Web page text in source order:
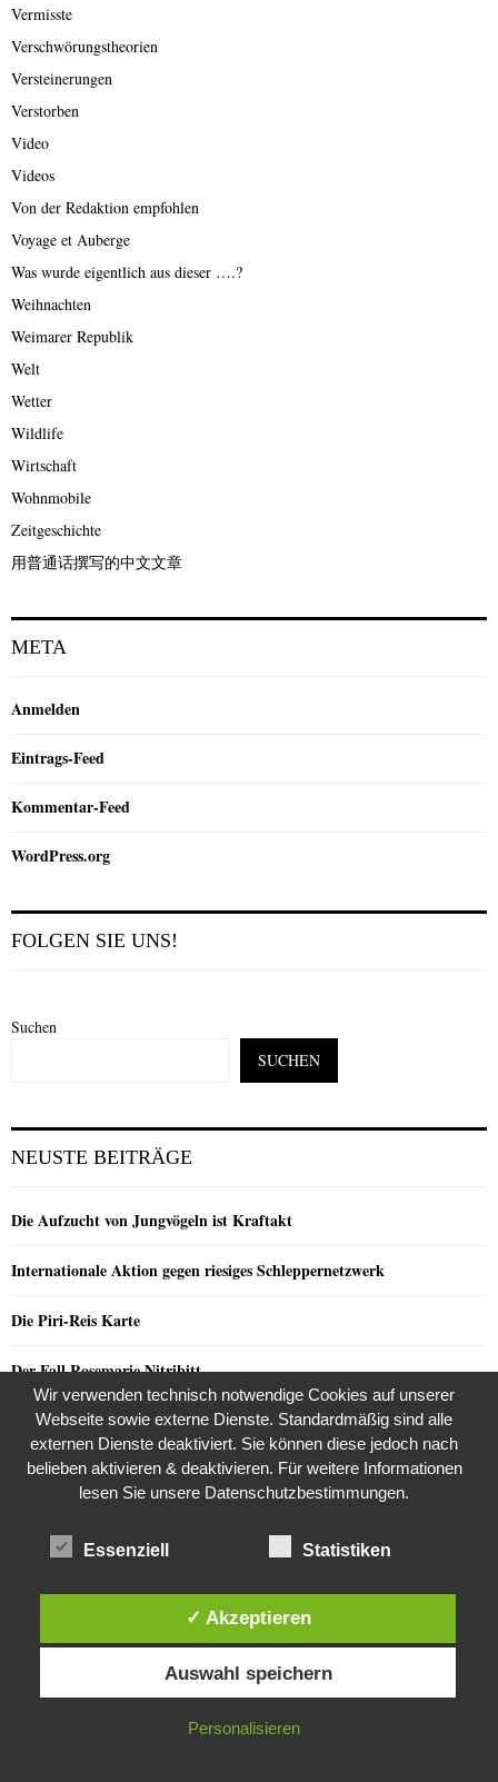
Vermisste
Verschwörungstheorien
Versteinerungen
Verstorben
Video
Videos
Von der Redaktion empfohlen
Voyage et Auberge
Was wurde eigentlich aus dieser ….?
Weihnachten
Weimarer Republik
Welt
Wetter
Wildlife
Wirtschaft
Wohnmobile
Zeitgeschichte
用普通话撰写的中文文章
META
Anmelden
Eintrags-Feed
Kommentar-Feed
WordPress.org
FOLGEN SIE UNS!
Suchen
SUCHEN
NEUSTE BEITRÄGE
Die Aufzucht von Jungvögeln ist Kraftakt
Internationale Aktion gegen riesiges Schleppernetzwerk
Die Piri-Reis Karte
Der Fall Rosemarie Nitribitt
Das tote Mädchen im Schlossgarten- der ungelöste Mord an Christiane
Junker
Rodong Sinmun empfiehlt Hundesuppe gegen Hitze
Royal Real Estate – Vorsicht, Immobilienbetrug! Fakevermietungen!
Putin- er blieb immer der kleine KGB-Agent
Löst Deutschland heute den Artikel 4 der NATO aus?
Sucht Putin den Casus belli mit Deutschland?
Diese Website verwendet Cookies. Durch die weitere Nutzung dieser
Website stimmst du der Verwendung von Cookies zu.
IN ORDNUNG
Wir verwenden technisch notwendige Cookies auf unserer
Webseite sowie externe Dienste. Standardmäßig sind alle
externen Dienste deaktiviert. Sie können diese jedoch nach
belieben aktivieren & deaktivieren. Für weitere Informationen
lesen Sie unsere Datenschutzbestimmungen.
Essenziell Statistiken
✓ Akzeptieren
Auswahl speichern
Personalisieren